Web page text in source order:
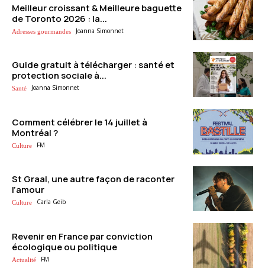
Meilleur croissant & Meilleure baguette
de Toronto 2026 : la...
Adresses gourmandes Joanna Simonnet
Guide gratuit à télécharger : santé et
protection sociale à...
Santé Joanna Simonnet
Comment célébrer le 14 juillet à
Montréal ?
Culture FM
St Graal, une autre façon de raconter
l’amour
Culture Carla Geib
Revenir en France par conviction
écologique ou politique
Actualité FM